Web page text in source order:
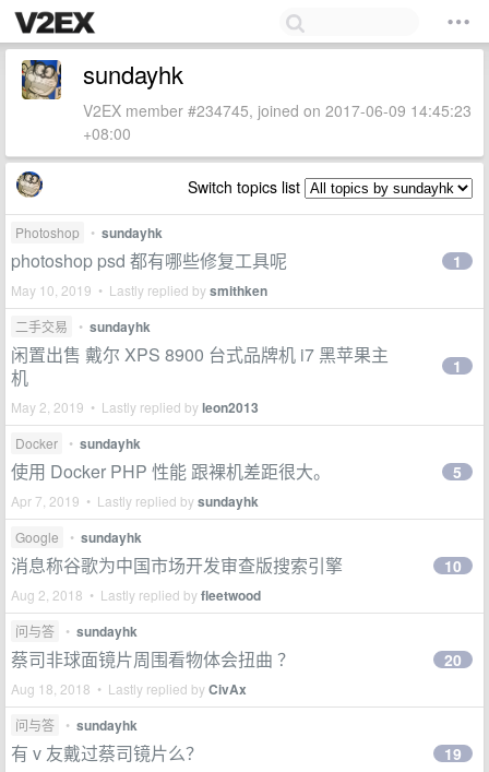
sundayhk
V2EX member #234745, joined on 2017-06-09 14:45:23
+08:00
Switch topics list
Photoshop • sundayhk
photoshop psd 都有哪些修复工具呢
May 10, 2019 • Lastly replied bysmithken
1
二手交易 • sundayhk
闲置出售 戴尔 XPS 8900 台式品牌机 i7 黑苹果主
机
May 2, 2019 • Lastly replied byleon2013
1
Docker • sundayhk
使用 Docker PHP 性能 跟裸机差距很大。
Apr 7, 2019 • Lastly replied bysundayhk
5
Google • sundayhk
消息称谷歌为中国市场开发审查版搜索引擎
Aug 2, 2018 • Lastly replied byfleetwood
10
问与答 • sundayhk
蔡司非球面镜片周围看物体会扭曲 ？
Aug 18, 2018 • Lastly replied byCivAx
20
问与答 • sundayhk
有 v 友戴过蔡司镜片么？ 19